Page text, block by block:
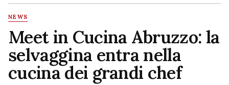
sito
NEWS
Meet in Cucina Abruzzo: la
selvaggina entra nella
cucina dei grandi chef